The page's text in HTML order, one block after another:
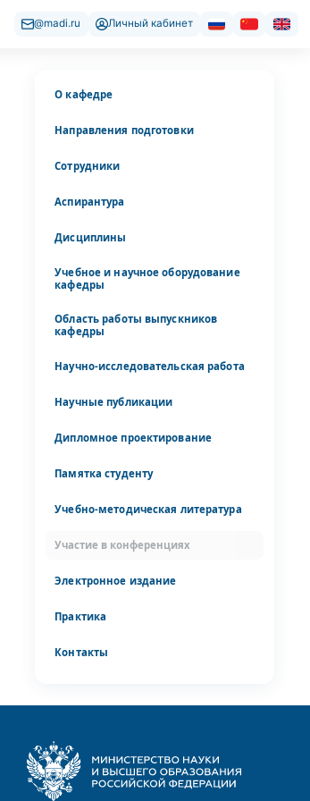
@madi.ru Личный кабинет
О кафедре
Направления подготовки
Сотрудники
Аспирантура
Дисциплины
Учебное и научное оборудование
кафедры
Область работы выпускников
кафедры
Научно-исследовательская работа
Научные публикации
Дипломное проектирование
Памятка студенту
Учебно-методическая литература
Участие в конференциях
Электронное издание
Практика
Контакты